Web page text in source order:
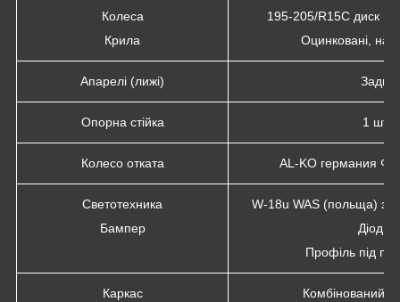
Колеса
Крила
195-205/R15C диск
Оцинковані,
Апарелі (лижі)
Опорна стійка 1 шт
Колесо отката AL-KO германия
Светотехника
Бампер
W-18u WAS (польща) з
Діод
Профіль під
Каркас
Комбінований і